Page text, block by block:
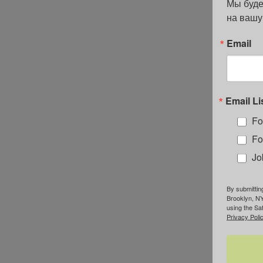
Мы
на
Email
Email
By
Brooklyn,
using the
Privacy